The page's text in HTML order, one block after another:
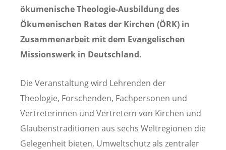
ökumenische Theologie-Ausbildung des
Ökumenischen Rates der Kirchen (ÖRK) in
Zusammenarbeit mit dem Evangelischen
Missionswerk in Deutschland.
Die Veranstaltung wird Lehrenden der
Theologie, Forschenden, Fachpersonen und
Vertreterinnen und Vertretern von Kirchen und
Glaubenstraditionen aus sechs Weltregionen die
Gelegenheit bieten, Umweltschutz als zentraler